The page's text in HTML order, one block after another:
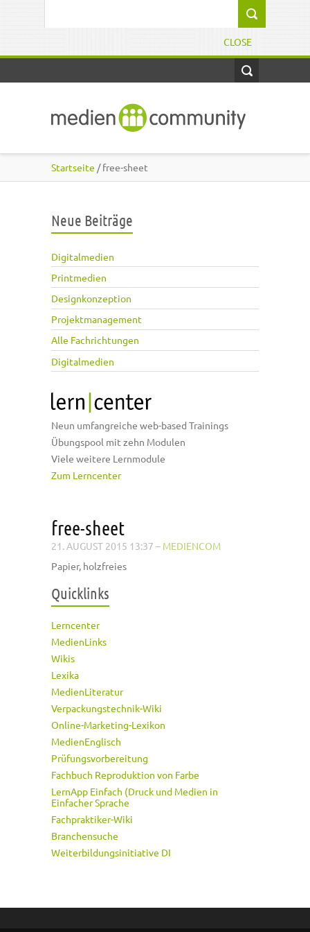
CLOSE
Startseite / free-sheet
Neue Beiträge
Digitalmedien
Printmedien
Designkonzeption
Projektmanagement
Alle Fachrichtungen
Digitalmedien
Neun umfangreiche web-based Trainings
Übungspool mit zehn Modulen
Viele weitere Lernmodule
Zum Lerncenter
free-sheet
21. AUGUST 2015 13:37 – MEDIENCOM
Papier, holzfreies
Quicklinks
Lerncenter
MedienLinks
Wikis
Lexika
MedienLiteratur
Verpackungstechnik-Wiki
Online-Marketing-Lexikon
MedienEnglisch
Prüfungsvorbereitung
Fachbuch Reproduktion von Farbe
LernApp Einfach (Druck und Medien in
Einfacher Sprache
Fachpraktiker-Wiki
Branchensuche
Weiterbildungsinitiative DI